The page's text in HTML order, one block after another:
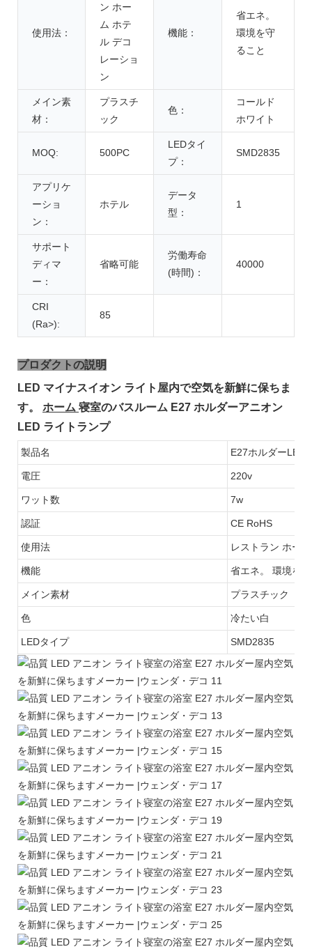
使用法：
ン ホー
ム ホテ
ル デコ
レーショ
ン
機能：
省エネ。
環境を守
ること
メイン素
材：
プラスチ
ック
色：
コールド
ホワイト
MOQ: 500PC
LEDタイ
プ：
SMD2835
アプリケ
ーショ
ン：
ホテル
データ
型：
1
サポート
ディマ
ー：
省略可能
労働寿命
(時間)：
40000
CRI
(Ra>):
85
プロダクトの説明
LED マイナスイオン ライト屋内で空気を新鮮に保ちま
す。 ホーム 寝室のバスルーム E27 ホルダーアニオン
LED ライトランプ
製品名 E27ホルダーLED
電圧 220v
ワット数 7w
認証 CE RoHS
使用法 レストラン ホー
機能 省エネ。 環境を
メイン素材 プラスチック
色 冷たい白
LEDタイプ SMD2835